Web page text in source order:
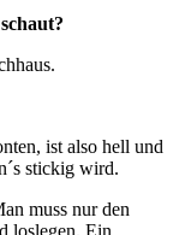
ist also hell und
stickig wird.
muss nur den
loslegen. Ein